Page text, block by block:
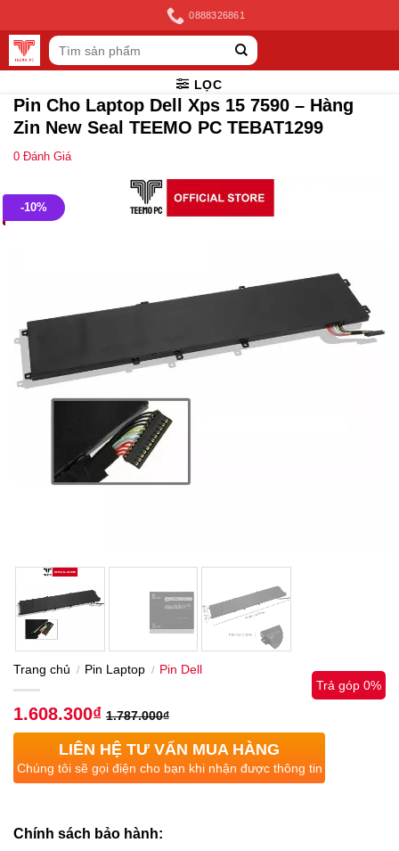
to
content
0888326861
Tìm
kiếm:
LỌC
Pin Cho Laptop Dell Xps 15 7590 – Hàng
Zin New Seal TEEMO PC TEBAT1299
0 Đánh Giá
-10%
Trang chủ / Pin Laptop / Pin Dell
1.608.300₫ 1.787.000₫
Trả góp 0%
LIÊN HỆ TƯ VẤN MUA HÀNG
Chúng tôi sẽ gọi điện cho bạn khi nhận được thông tin
Chính sách bảo hành: